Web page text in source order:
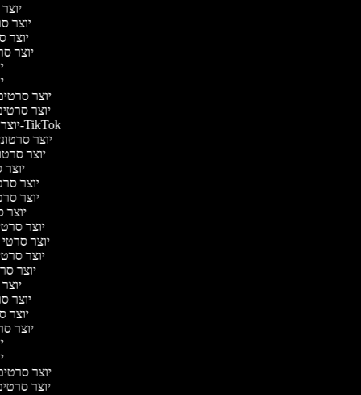
יוצר
יוצר
יוצר
יוצר
יוצר
יוצר סרטונים ל-TikTok
יוצר
יוצר
יוצר
יוצר
יוצר
יוצר
יוצר
יוצר סרטי
יוצר
יוצר
יוצר
יוצר
יוצר
יוצר
יוצר